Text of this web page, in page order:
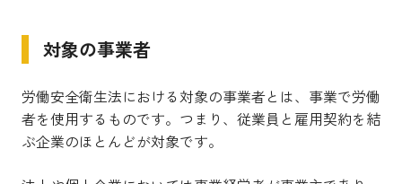
対象の事業者
労働安全衛生法における対象の事業者とは、事業で労働
者を使用するものです。つまり、 従業員と雇用契約を結
ぶ企業のほとんどが対象です。